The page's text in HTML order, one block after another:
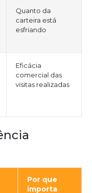
Quanto da
carteira está
esfriando
Eficácia
comercial das
visitas realizadas
Por que
importa